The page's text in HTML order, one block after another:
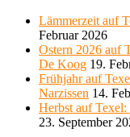
Lämmerzeit auf
Februar 2026
Ostern 2026 auf
De Koog 19.
Frühjahr auf
Narzissen 14.
Herbst auf Texel:
23. September